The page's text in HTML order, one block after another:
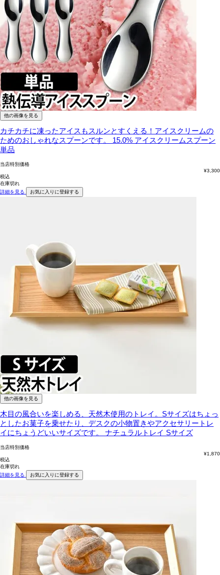
他の画像を見る
カチカチに凍ったアイスもスルンとすくえる！アイスクリームの
ためのおしゃれなスプーンです。
15.0% アイスクリームスプーン
単品
当店特別価格
¥3,300
税込
在庫切れ
詳細を見る
お気に入りに登録する
他の画像を見る
木目の風合いを楽しめる、天然木使用のトレイ。Sサイズはちょっ
としたお菓子を乗せたり、デスクの小物置きやアクセサリートレ
イにちょうどいいサイズです。
ナチュラルトレイ Sサイズ
当店特別価格
¥1,870
税込
在庫切れ
詳細を見る
お気に入りに登録する